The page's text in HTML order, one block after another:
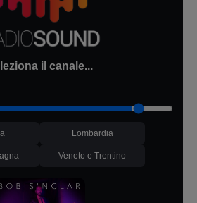
il canale...
Lombardia
Veneto e Trentino